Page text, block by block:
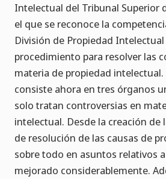
Intelectual del Tribunal Superior
el que se reconoce la
División de Propiedad Intelectual
procedimiento para resolver las
materia de propiedad intelectual.
consiste ahora en tres órganos
solo tratan controversias en
intelectual. Desde la creación de
de resolución de las causas de
sobre todo en asuntos relativos
mejorado considerablemente.